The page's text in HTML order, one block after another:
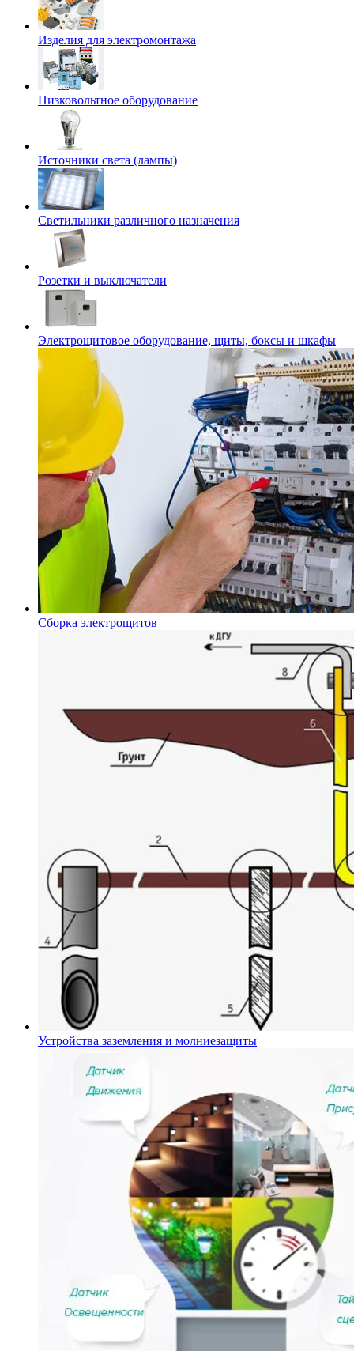
Изделия для электромонтажа
Низковольтное оборудование
Источники света (лампы)
Светильники различного назначения
Розетки и выключатели
Электрощитовое оборудование, щиты, боксы и шкафы
Сборка электрощитов
Устройства заземления и молниезащиты